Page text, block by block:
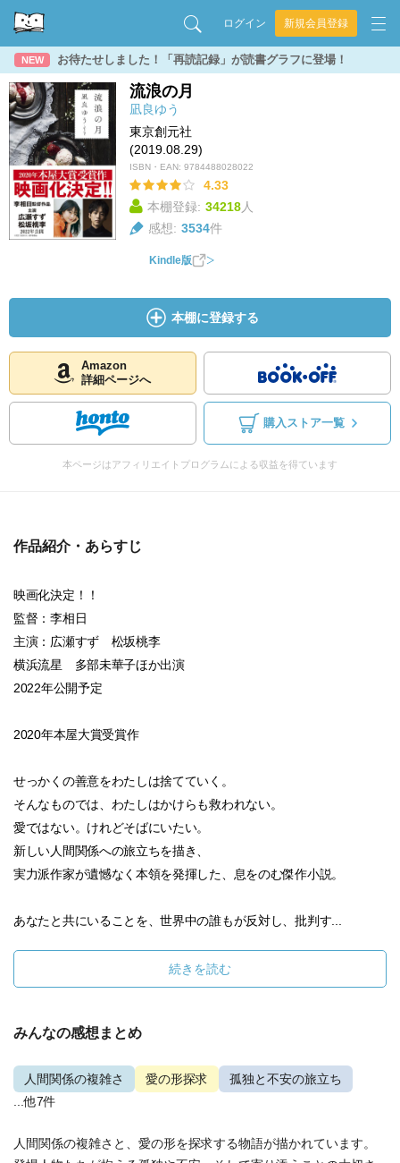
ログイン 新規会員登録
NEW お待たせしました！「再読記録」が読書グラフに登場！
流浪の月
凪良ゆう
東京創元社
(2019.08.29)
ISBN・EAN: 9784488028022
4.33
本棚登録: 34218人
感想: 3534件
Kindle版
本棚に登録する
Amazon
詳細ページへ
購入ストア一覧
本ページはアフィリエイトプログラムによる収益を得ています
作品紹介・あらすじ
映画化決定！！
監督：李相日
主演：広瀬すず 松坂桃李
横浜流星 多部未華子ほか出演
2022年公開予定
2020年本屋大賞受賞作
せっかくの善意をわたしは捨てていく。
そんなものでは、わたしはかけらも救われない。
愛ではない。けれどそばにいたい。
新しい人間関係への旅立ちを描き、
実力派作家が遺憾なく本領を発揮した、息をのむ傑作小説。
あなたと共にいることを、世界中の誰もが反対し、批判す...
続きを読む
みんなの感想まとめ
人間関係の複雑さ 愛の形探求
孤独と不安の旅立ち
...他7件
人間関係の複雑さと、愛の形を探求する物語が描かれています。